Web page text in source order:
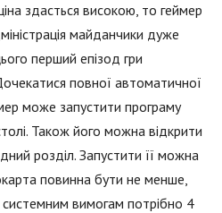
здасться високою, то геймер
майданчики дуже
перший епізод гри
повної автоматичної
може запустити програму
Також його можна відкрити
розділ. Запустити її можна
повинна бути не менше,
системним вимогам потрібно 4